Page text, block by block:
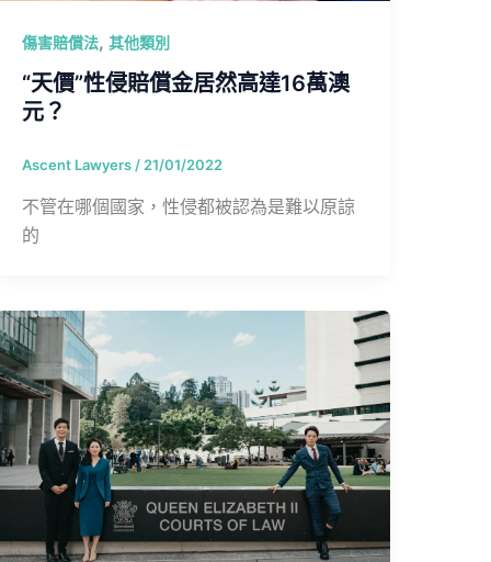
傷害賠償法, 其他類別
“天價”性侵賠償金居然高達16萬澳
元？
Ascent Lawyers/21/01/2022
不管在哪個國家，性侵都被認為是難以原諒
的